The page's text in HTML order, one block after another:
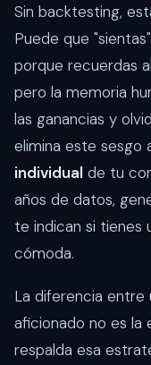
Sin backtesting,
Puede que
porque recuerdas
pero la memoria
las ganancias y
elimina este sesgo
individual de tu
años de datos,
te indican si tienes
cómoda.
La diferencia entre
aficionado no es
respalda esa